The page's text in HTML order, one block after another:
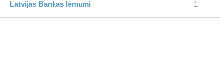
Latvijas Bankas lēmumi 1